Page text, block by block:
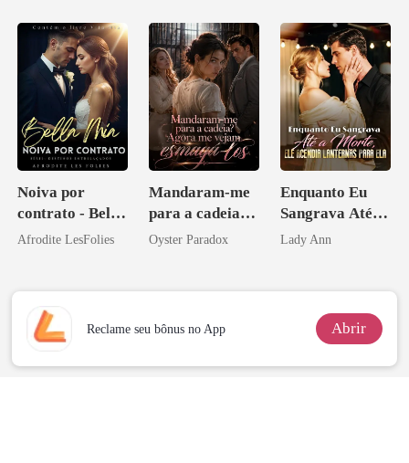
Verdadeira
Companheira
Noiva por
contrato - Bella
Mia
Afrodite LesFolies
Mandaram-me
para a cadeia?
Agora me
Oyster Paradox
Enquanto Eu
Sangrava Até a
Morte, Ele
Ela
Lady Ann
Reclame seu bônus no App Abrir